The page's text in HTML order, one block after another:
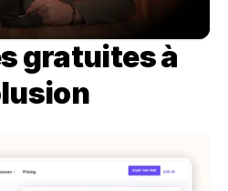
gratuites à